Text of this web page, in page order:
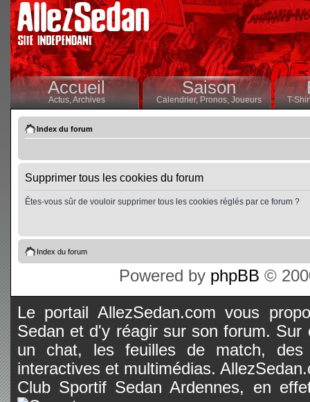
Accueil
Actus,Archives
Saison
Calendrier,Pronos, Joueurs T-
Index du forum
Supprimer tous les cookies du forum
Êtes-vous sûr de vouloir supprimer tous les cookies réglés par ce forum ?
Index du forum
Powered by phpBB ©
Le portail AllezSedan.com vous
Sedan et d'y réagir sur son forum.
un chat, les feuilles de match, des
interactives et multimédias.
Club Sportif Sedan Ardennes, en